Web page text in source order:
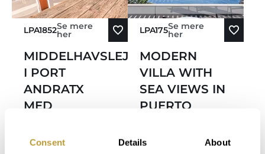
Consent Details About
LPA1852Se mere
her
MIDDELHAVSLEJLIGHED
I PORT
ANDRATX
MED
EKSKLUSIVT
LPA175Se mere
her
MODERN
VILLA WITH
SEA VIEWS IN
PUERTO
11.600.000